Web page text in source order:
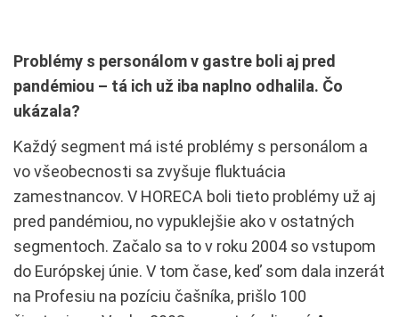
Problémy s personálom v gastre boli aj pred
pandémiou – tá ich už iba naplno odhalila. Čo
ukázala?
Každý segment má isté problémy s personálom a
vo všeobecnosti sa zvyšuje fluktuácia
zamestnancov. V HORECA boli tieto problémy už aj
pred pandémiou, no vypuklejšie ako v ostatných
segmentoch. Začalo sa to v roku 2004 so vstupom
do Európskej únie. V tom čase, keď som dala inzerát
na Profesiu na pozíciu čašníka, prišlo 100